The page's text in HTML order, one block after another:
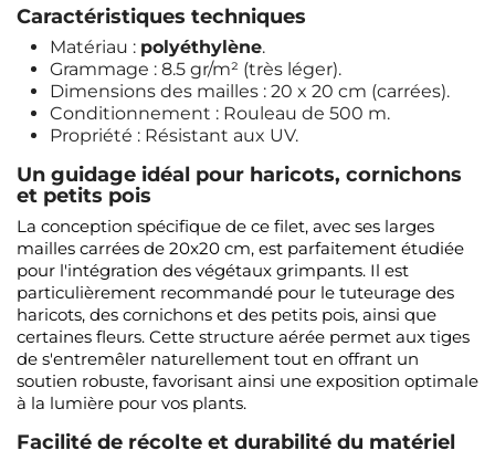
Caractéristiques techniques
Matériau : polyéthylène.
Grammage : 8.5 gr/m² (très léger).
Dimensions des mailles : 20 x 20 cm (carrées).
Conditionnement : Rouleau de 500 m.
Propriété : Résistant aux UV.
Un guidage idéal pour haricots, cornichons
et petits pois
La conception spécifique de ce filet, avec ses larges
mailles carrées de 20x20 cm, est parfaitement étudiée
pour l'intégration des végétaux grimpants. Il est
particulièrement recommandé pour le tuteurage des
haricots, des cornichons et des petits pois, ainsi que
certaines fleurs. Cette structure aérée permet aux tiges
de s'entremêler naturellement tout en offrant un
soutien robuste, favorisant ainsi une exposition optimale
à la lumière pour vos plants.
Facilité de récolte et durabilité du matériel